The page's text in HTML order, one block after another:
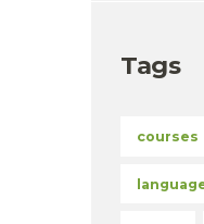
Tags
courses